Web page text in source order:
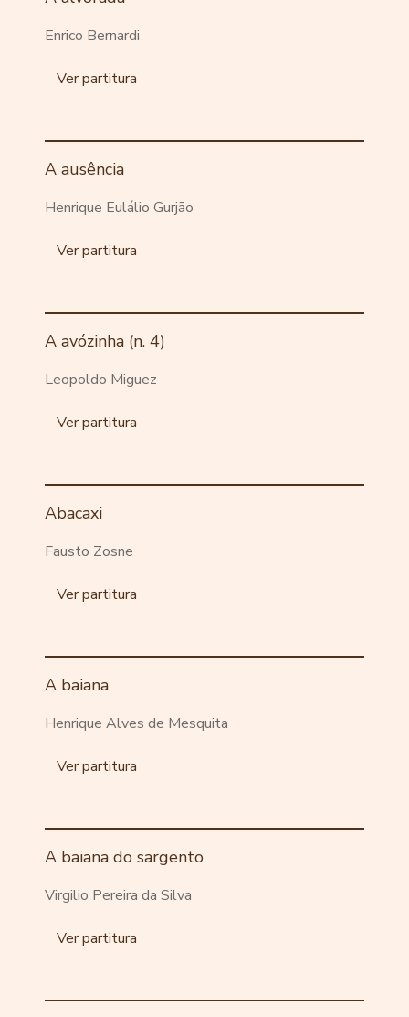
Enrico Bernardi
Ver partitura
A ausência
Henrique Eulálio Gurjão
Ver partitura
A avózinha (n. 4)
Leopoldo Miguez
Ver partitura
Abacaxi
Fausto Zosne
Ver partitura
A baiana
Henrique Alves de Mesquita
Ver partitura
A baiana do sargento
Virgilio Pereira da Silva
Ver partitura